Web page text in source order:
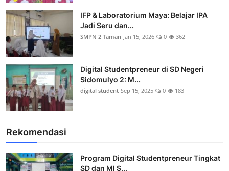
IFP & Laboratorium Maya: Belajar IPA
Jadi Seru dan...
SMPN 2 Taman Jan 15, 2026 0 362
Digital Studentpreneur di SD Negeri
Sidomulyo 2: M...
digital student Sep 15, 2025 0 183
Rekomendasi
Program Digital Studentpreneur Tingkat
SD dan MI S...